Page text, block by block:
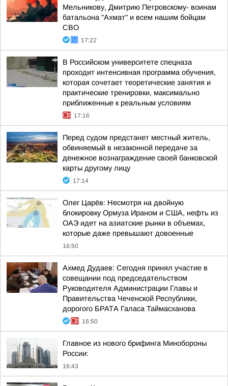
Мельникову, Дмитрию Петровскому- воинам
батальона "Ахмат" и всем нашим бойцам
СВО
17:22
В Российском университете спецназа
проходит интенсивная программа обучения,
которая сочетает теоретические занятия и
практические тренировки, максимально
приближенные к реальным условиям
17:16
Перед судом предстанет местный житель,
обвиняемый в незаконной передаче за
денежное вознаграждение своей банковской
карты другому лицу
17:14
Олег Царёв: Несмотря на двойную
блокировку Ормуза Ираном и США, нефть из
ОАЭ идет на азиатские рынки в объемах,
которые даже превышают довоенные
16:50
Ахмед Дудаев: Сегодня принял участие в
совещании под председательством
Руководителя Администрации Главы и
Правительства Чеченской Республики,
дорогого БРАТА Галаса Таймасханова
16:50
Главное из нового брифинга Минобороны
России:
16:43